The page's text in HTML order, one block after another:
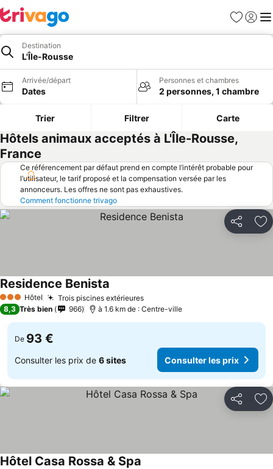
Favoris
Se
Destination
L'Île-Rousse
Arrivée/départ
Dates
Personnes et chambres
2 personnes, 1 chambre
Trier Filtrer Carte
Hôtels animaux acceptés à L'Île-Rousse,
France
Ce référencement par défaut prend en compte l’intérêt probable pour
l’utilisateur, le tarif proposé et la compensation versée par les
annonceurs. Les offres ne sont pas exhaustives.
Comment fonctionne trivago
Partager
3 ÉtoilesHôtel Trois piscines extérieures
Residence Benista
8,3 Très bien 966 à 1.6 km de : Centre-ville
De 93 €
Consulter les prix de 6 sites Consulter les prix
Partager
Hôtel Casa Rossa & Spa